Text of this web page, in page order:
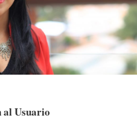
al Usuario